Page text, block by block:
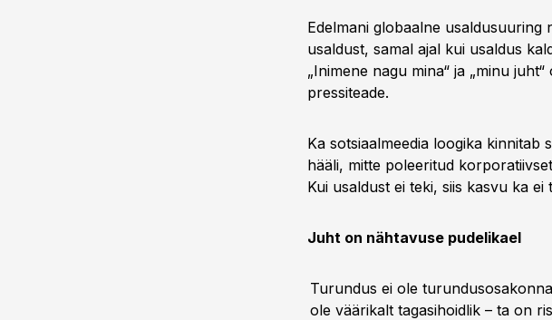
Edelmani globaalne usaldusuuring
usaldust, samal ajal kui usaldus
„Inimene nagu mina“ ja „minu
pressiteade.
Ka sotsiaalmeedia loogika kinnitab
hääli, mitte poleeritud
Kui usaldust ei teki, siis kasvu ka ei
Juht on nähtavuse pudelikael
Turundus ei ole
ole väärikalt tagasihoidlik – ta on